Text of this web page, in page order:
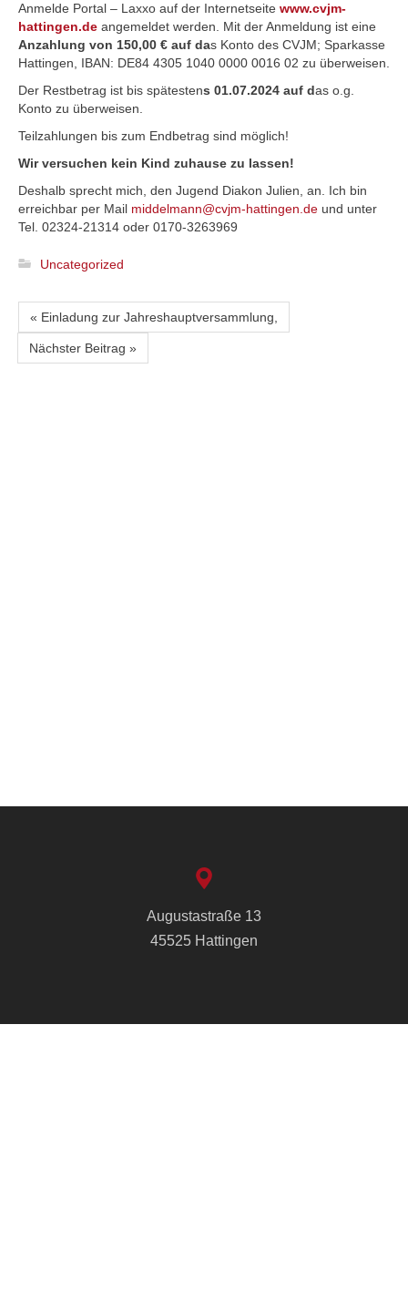
Anmelde Portal – Laxxo auf der Internetseite www.cvjm-
hattingen.de angemeldet werden. Mit der Anmeldung ist eine
Anzahlung von 150,00 € auf das Konto des CVJM; Sparkasse
Hattingen, IBAN: DE84 4305 1040 0000 0016 02 zu überweisen.
Der Restbetrag ist bis spätestens 01.07.2024 auf das o.g.
Konto zu überweisen.
Teilzahlungen bis zum Endbetrag sind möglich!
Wir versuchen kein Kind zuhause zu lassen!
Deshalb sprecht mich, den Jugend Diakon Julien, an. Ich bin
erreichbar per Mail middelmann@cvjm-hattingen.de und unter
Tel. 02324-21314 oder 0170-3263969
Uncategorized
« Einladung zur Jahreshauptversammlung,
Nächster Beitrag »
Augustastraße 13
45525 Hattingen